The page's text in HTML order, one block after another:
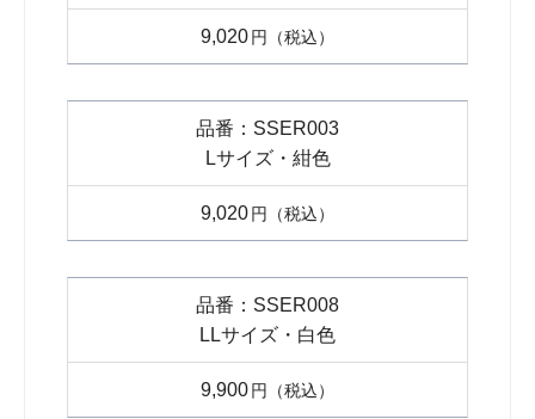
9,020円
SSER003
Lサイズ・紺色
9,020円
SSER008
LLサイズ・白色
9,900円